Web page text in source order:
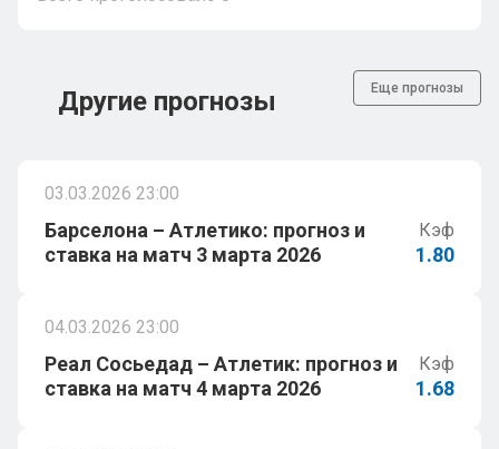
Другие прогнозы Еще прогнозы
03.03.2026 23:00
Барселона – Атлетико: прогноз и
ставка на матч 3 марта 2026
Кэф
1.80
04.03.2026 23:00
Реал Сосьедад – Атлетик: прогноз и
ставка на матч 4 марта 2026
Кэф
1.68